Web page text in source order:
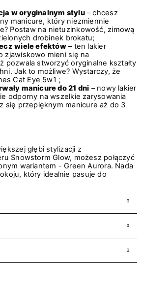
w oryginalnym stylu– chcesz
manicure, który niezmiennie
Postaw na nietuzinkowość, zimową
drobinek brokatu;
wiele efektów– ten lakier
zjawiskowo mieni się na
pozwala stworzyć oryginalne kształty
Jak to możliwe? Wystarczy, że
Cat Eye 5w1 ;
manicure do 21 dni – nowy lakier
odporny na wszelkie zarysowania
się przepięknym manicure aż do 3
głębi stylizacji z
Snowstorm Glow, możesz połączyć
wariantem - Green Aurora. Nada
który idealnie pasuje do